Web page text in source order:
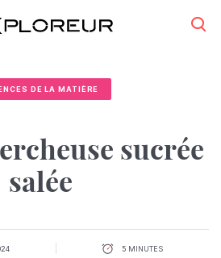
DE LA MATIÈRE
sucrée
salée
5 MINUTES